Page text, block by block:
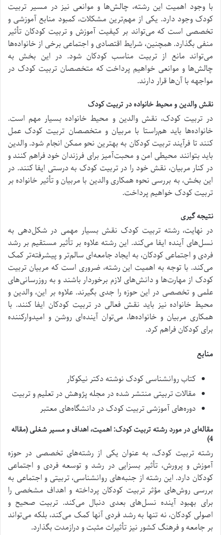
با وجود اهمیت این رشته، چالش‌ها و موانعی نیز در مسیر تربیت
کودک وجود دارد. یکی از مهم‌ترین مشکلات، کمبود منابع آموزشی و
تخصصی است که می‌تواند بر کیفیت آموزش و تربیت کودکان تأثیر
منفی بگذارد. همچنین، شرایط اقتصادی و اجتماعی برخی از خانواده‌ها
می‌تواند مانع از تربیت مناسب کودکان شود. در این بخش به
چالش‌ها و موانعی خواهیم پرداخت که متخصصان تربیت کودک در
مواجهه با آن‌ها قرار دارند.
نقش والدین و محیط خانواده در تربیت کودک
در تربیت کودک، نقش والدین و محیط خانواده بسیار مهم است.
خانواده‌ها باید هم‌راستا با مربیان و متخصصان تربیت کودک عمل
کنند تا فرآیند تربیت کودکان به بهترین نحو ممکن انجام شود. والدین
باید بتوانند محیطی امن و محبت‌آمیز برای فرزندان خود فراهم کنند و
در کنار مربیان، نقش خود را در تربیت کودک به درستی ایفا کنند. در
این بخش، به بررسی نحوه همکاری والدین با مربیان و تأثیر خانواده بر
تربیت کودک خواهیم پرداخت.
نتیجه گیری
در نهایت، رشته تربیت کودک نقش بسیار مهمی در شکل‌دهی به
نسل‌های آینده ایفا می‌کند. این رشته علاوه بر تأثیر مستقیم بر رشد
فردی و اجتماعی کودکان، به ایجاد جامعه‌ای سالم‌تر و پیشرفته‌تر کمک
می‌کند. با توجه به اهمیت این رشته، ضروری است که مربیان تربیت
کودک از مهارت‌ها و دانش‌های لازم برخوردار باشند و به روزرسانی‌های
علمی و تخصصی در این حوزه را جدی بگیرند. علاوه بر این، والدین و
محیط خانواده نیز باید نقش فعالی در تربیت کودکان ایفا کنند. با
همکاری مربیان و خانواده‌ها، می‌توان آینده‌ای روشن و امیدوارکننده
برای کودکان فراهم کرد.
منابع
کتاب روانشناسی کودک نوشته دکتر نیکوکار
مقالات تربیتی منتشر شده در مجله پژوهش در تعلیم و تربیت
دوره‌های آموزشی تربیت کودک در دانشگاه‌های معتبر
مقاله‌ای در مورد رشته تربیت کودک: اهمیت، اهداف و مسیر شغلی (مقاله
4)
رشته تربیت کودک، به عنوان یکی از رشته‌های تخصصی در حوزه
آموزش و پرورش، تأثیر بسزایی در رشد و توسعه فردی و اجتماعی
کودکان دارد. این رشته از جنبه‌های روانشناسی، تربیتی و اجتماعی به
بررسی روش‌های مؤثر تربیت کودکان پرداخته و اهداف مشخصی را
برای بهبود آینده نسل‌های بعدی دنبال می‌کند. تربیت صحیح و
اصولی کودکان، نه تنها به رشد فردی آنها کمک می‌کند، بلکه می‌تواند
بر جامعه و فرهنگ کشور نیز تأثیرات مثبت و درازمدت بگذارد.